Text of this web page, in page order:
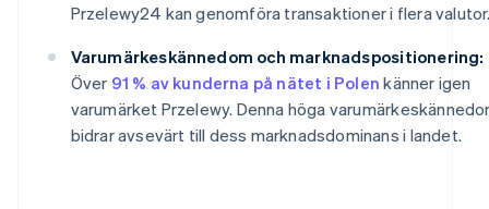
Przelewy24 kan genomföra transaktioner i flera
Varumärkeskännedom och marknadspositionering:
Över 91 % av kunderna på nätet i Polen känner igen
varumärket Przelewy. Denna höga
bidrar avsevärt till dess marknadsdominans i landet.